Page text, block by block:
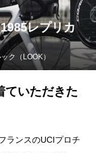
レプリカ
ク（LOOK）
ていただきた
ランスのUCIプロチ